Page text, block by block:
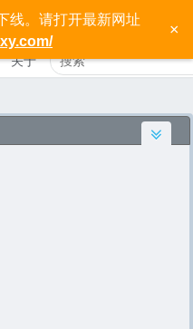
线。请打开最新网址
×
院
关于